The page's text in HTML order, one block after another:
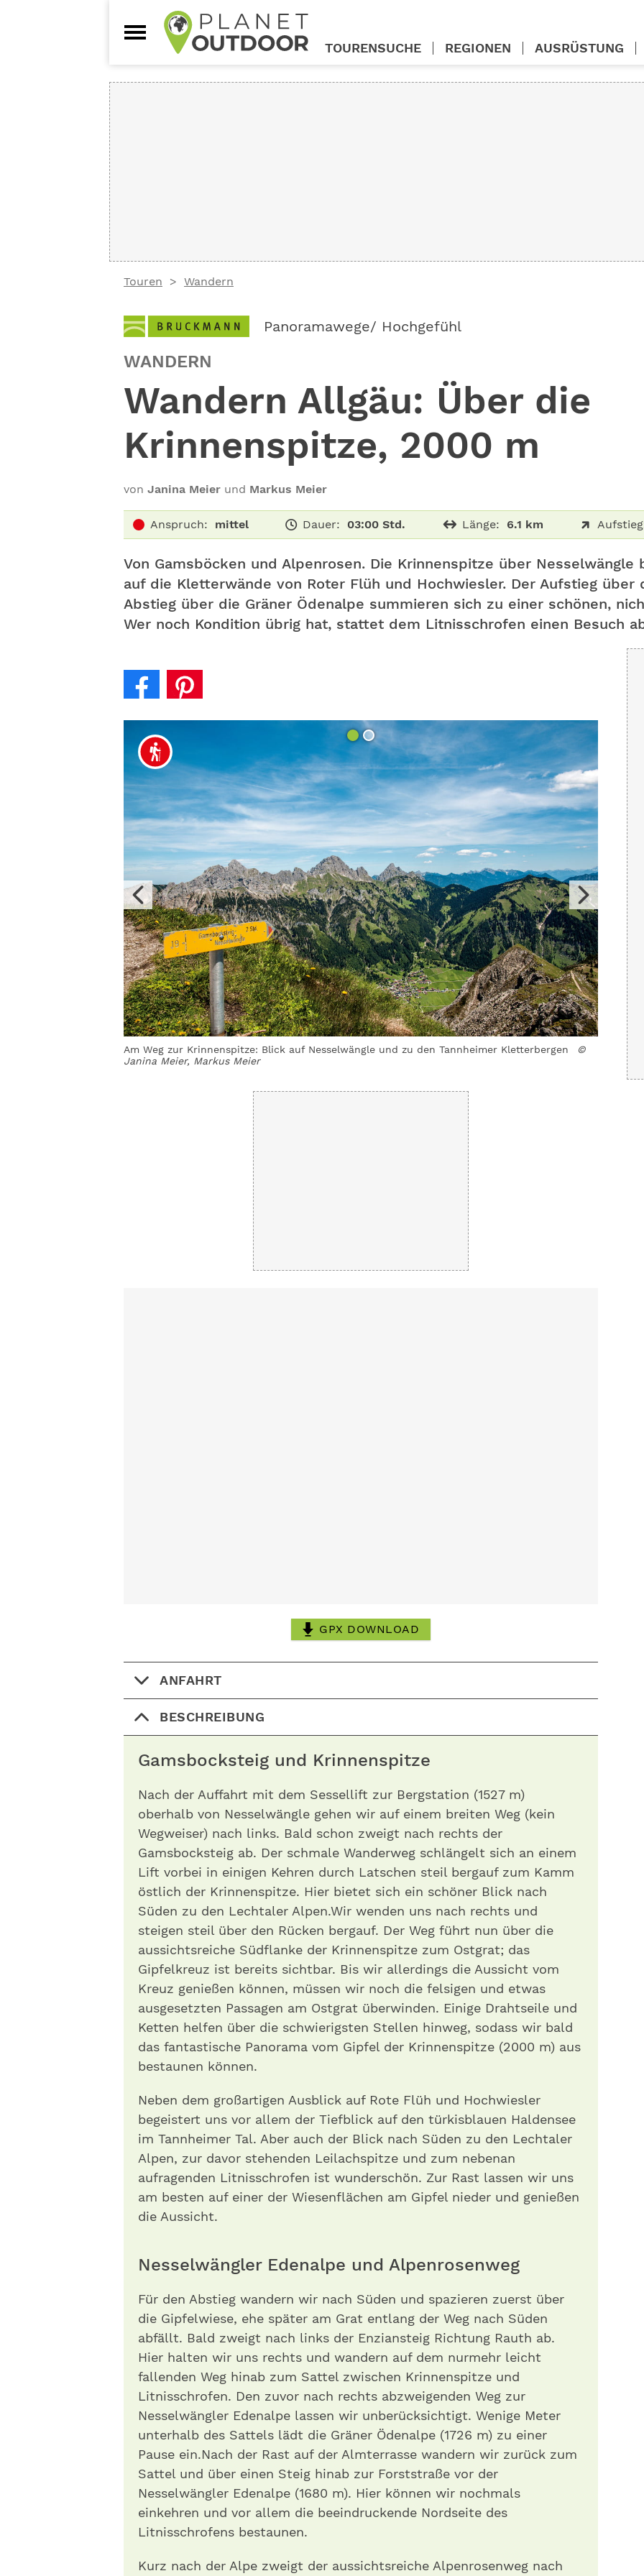
Touren Wandern
Panoramawege/ Hochgefühl
WANDERN
Wandern Allgäu: Über die
Krinnenspitze, 2000 m
von Janina Meier und Markus Meier
Anspruch: mittel Dauer: 03:00 Std. Länge: 6.1 km
Von Gamsböcken und Alpenrosen. Die Krinnenspitze über
auf die Kletterwände von Roter Flüh und Hochwiesler. Der Aufstieg über
Abstieg über die Gräner Ödenalpe summieren sich zu einer schönen,
Wer noch Kondition übrig hat, stattet dem Litnisschrofen einen Besuch
Am Weg zur Krinnenspitze: Blick auf Nesselwängle und zu den Tannheimer Kletterbergen
©
Janina Meier, Markus Meier
Gipfel
Markus
GPX DOWNLOAD
ANFAHRT
BESCHREIBUNG
Gamsbocksteig und Krinnenspitze
Nach der Auffahrt mit dem Sessellift zur Bergstation (1527 m)
oberhalb von Nesselwängle gehen wir auf einem breiten Weg (kein
Wegweiser) nach links. Bald schon zweigt nach rechts der
Gamsbocksteig ab. Der schmale Wanderweg schlängelt sich an einem
Lift vorbei in einigen Kehren durch Latschen steil bergauf zum Kamm
östlich der Krinnenspitze. Hier bietet sich ein schöner Blick nach
Süden zu den Lechtaler Alpen.Wir wenden uns nach rechts und
steigen steil über den Rücken bergauf. Der Weg führt nun über die
aussichtsreiche Südflanke der Krinnenspitze zum Ostgrat; das
Gipfelkreuz ist bereits sichtbar. Bis wir allerdings die Aussicht vom
Kreuz genießen können, müssen wir noch die felsigen und etwas
ausgesetzten Passagen am Ostgrat überwinden. Einige Drahtseile und
Ketten helfen über die schwierigsten Stellen hinweg, sodass wir bald
das fantastische Panorama vom Gipfel der Krinnenspitze (2000 m) aus
bestaunen können.
Neben dem großartigen Ausblick auf Rote Flüh und Hochwiesler
begeistert uns vor allem der Tiefblick auf den türkisblauen Haldensee
im Tannheimer Tal. Aber auch der Blick nach Süden zu den Lechtaler
Alpen, zur davor stehenden Leilachspitze und zum nebenan
aufragenden Litnisschrofen ist wunderschön. Zur Rast lassen wir uns
am besten auf einer der Wiesenflächen am Gipfel nieder und genießen
die Aussicht.
Nesselwängler Edenalpe und Alpenrosenweg
Für den Abstieg wandern wir nach Süden und spazieren zuerst über
die Gipfelwiese, ehe später am Grat entlang der Weg nach Süden
abfällt. Bald zweigt nach links der Enziansteig Richtung Rauth ab.
Hier halten wir uns rechts und wandern auf dem nurmehr leicht
fallenden Weg hinab zum Sattel zwischen Krinnenspitze und
Litnisschrofen. Den zuvor nach rechts abzweigenden Weg zur
Nesselwängler Edenalpe lassen wir unberücksichtigt. Wenige Meter
unterhalb des Sattels lädt die Gräner Ödenalpe (1726 m) zu einer
Pause ein.Nach der Rast auf der Almterrasse wandern wir zurück zum
Sattel und über einen Steig hinab zur Forststraße vor der
Nesselwängler Edenalpe (1680 m). Hier können wir nochmals
einkehren und vor allem die beeindruckende Nordseite des
Litnisschrofens bestaunen.
Kurz nach der Alpe zweigt der aussichtsreiche Alpenrosenweg nach
TOURENSUCHE REGIONEN AUSRÜSTUNG